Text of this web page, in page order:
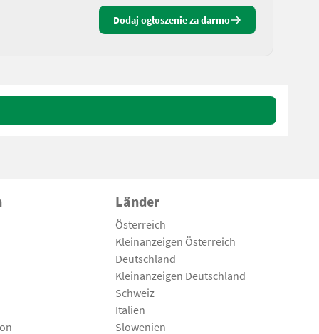
Dodaj ogłoszenie za darmo
Länder
Österreich
Kleinanzeigen Österreich
Deutschland
Kleinanzeigen Deutschland
Schweiz
Italien
Slowenien